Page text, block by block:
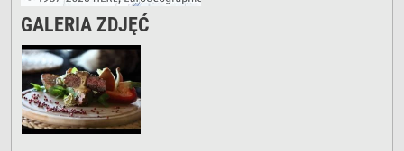
GALERIA ZDJĘĆ